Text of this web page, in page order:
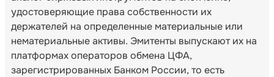
удостоверяющие права собственности их
держателей на определенные материальные или
нематериальные активы. Эмитенты выпускают их на
платформах операторов обмена ЦФА,
зарегистрированных Банком России, то есть